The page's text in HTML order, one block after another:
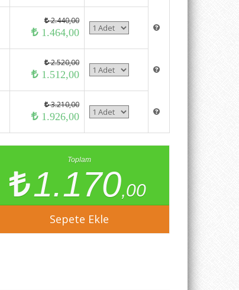
2.440,00
1.464,00
2.520,00
1.512,00
3.210,00
1.926,00
Toplam
1.170,00